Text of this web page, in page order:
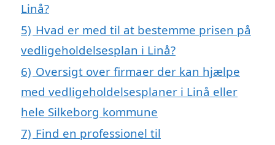
Linå?
5) Hvad er med til at bestemme prisen på
vedligeholdelsesplan i Linå?
6) Oversigt over firmaer der kan hjælpe
med vedligeholdelsesplaner i Linå eller
hele Silkeborg kommune
7) Find en professionel til